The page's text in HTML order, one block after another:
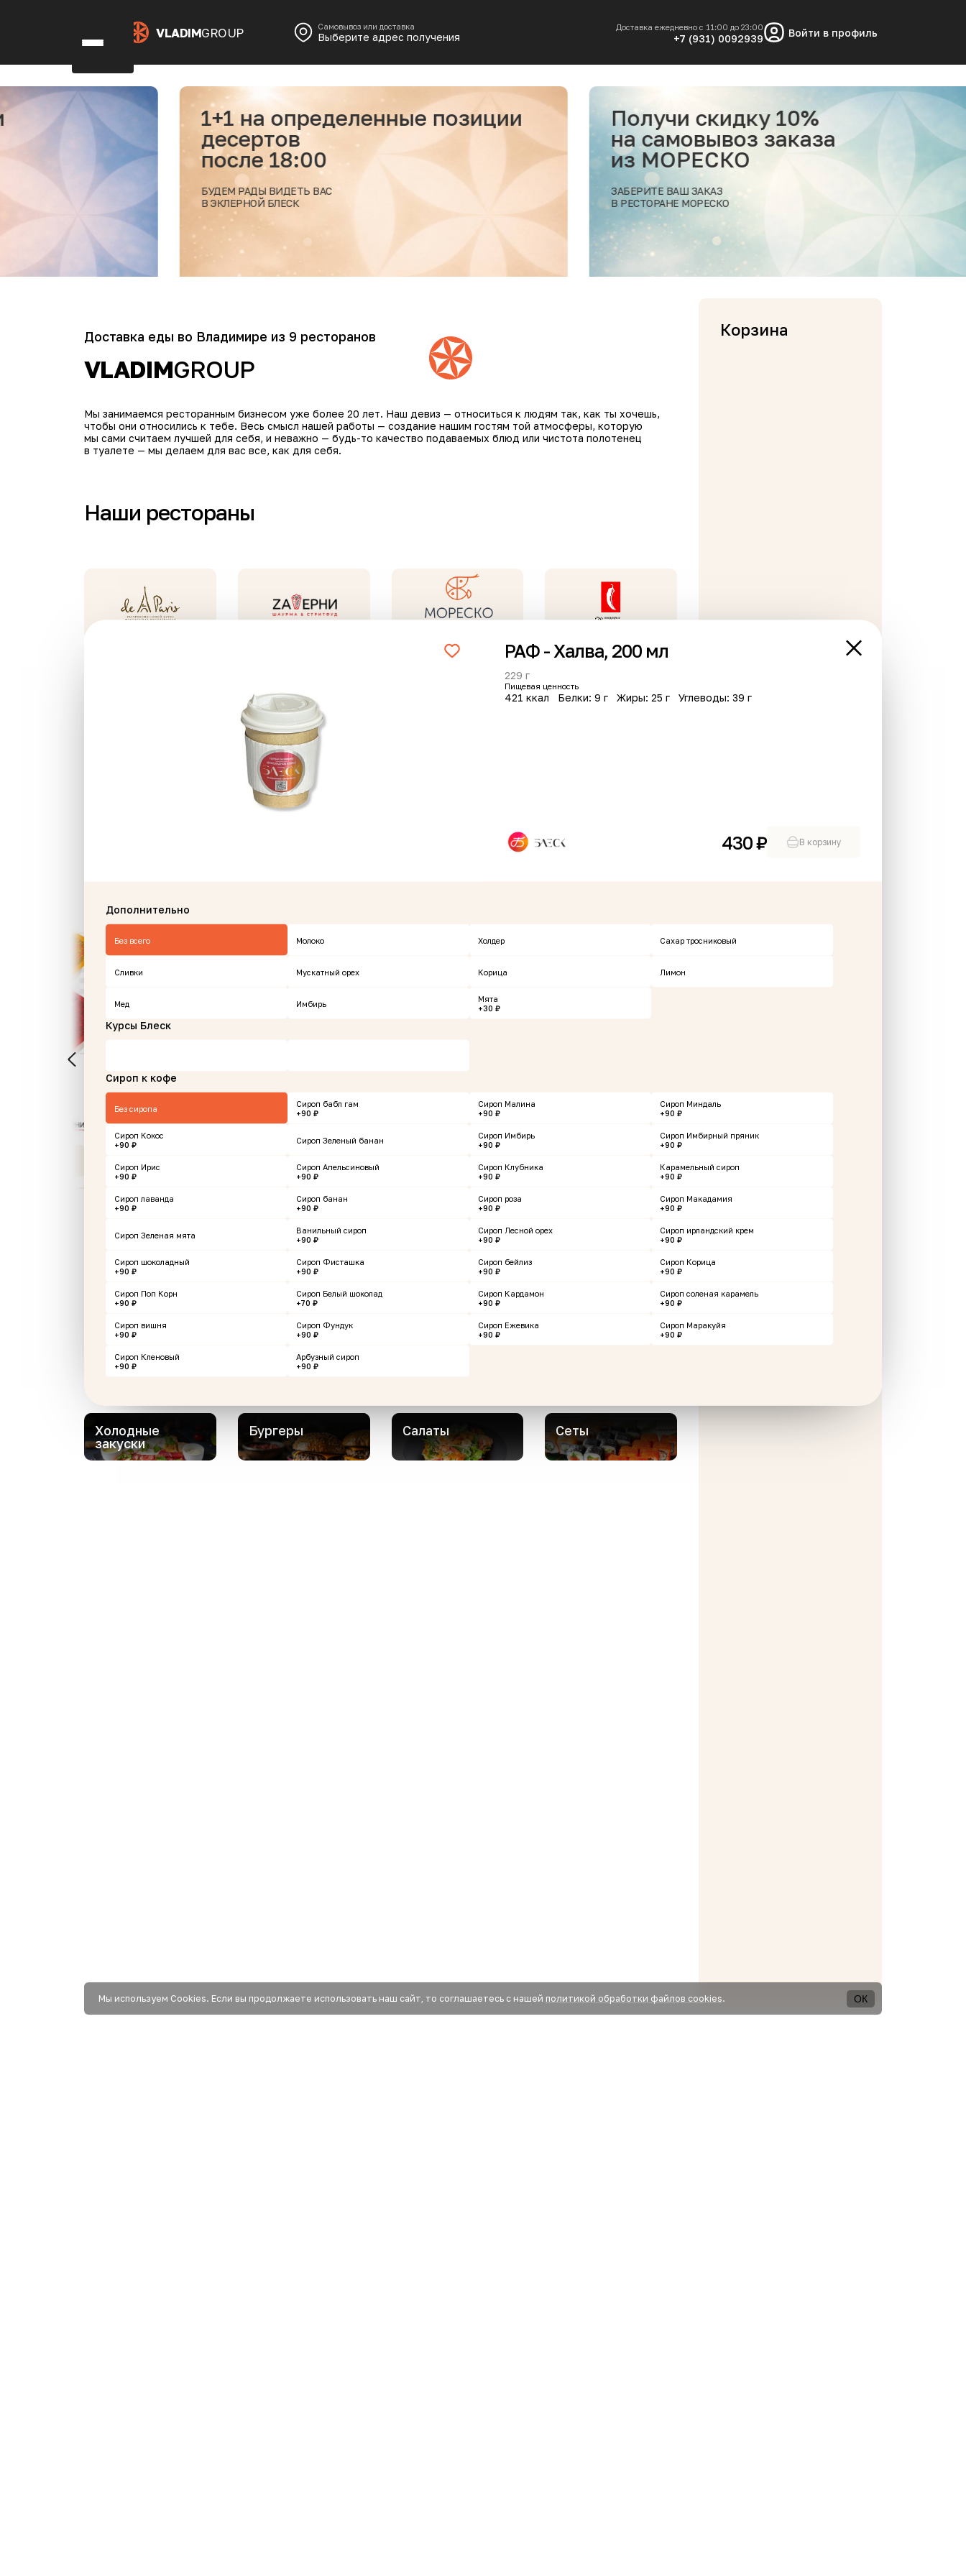
VLADIMGROUP Самовывоз или доставка
Выберите адрес получения
Доставка ежедневно с 11:00 до 23:00
+7 (931) 0092939 Войти в профиль
1+1 на определенные позиции
десертов
после 18:00
БУДЕМ РАДЫ ВИДЕТЬ ВАС
В ЭКЛЕРНОЙ БЛЕСК
Получи скидку 10%
на самовывоз заказа
из МОРЕСКО
ЗАБЕРИТЕ ВАШ ЗАКАЗ
В РЕСТОРАНЕ МОРЕСКО
в
ИЗ
Доставка еды во Владимире из 9 ресторанов
VLADIMGROUP
Мы занимаемся ресторанным бизнесом уже более 20 лет. Наш девиз — относиться к людям так, как ты хочешь,
чтобы они относились к тебе. Весь смысл нашей работы — создание нашим гостям той атмосферы, которую
мы сами считаем лучшей для себя, и неважно — будь-то качество подаваемых блюд или чистота полотенец
в туалете — мы делаем для вас все, как для себя.
Наши рестораны
Пончики с крабом и
креветками
0 г
549 ₽ 789 ₽ 629 ₽ 549 ₽
Еда и напитки ресторанов
Пицца
Холодные
закуски
Бургеры Салаты Сеты
Корзина
РАФ - Халва, 200 мл
229 г
Пищевая ценность
421 ккал Белки: 9 г Жиры: 25 г Углеводы: 39 г
430 ₽ В корзину
Дополнительно
Без всего Молоко Холдер Сахар тросниковый
Сливки Мускатный орех Корица Лимон
Мед Имбирь
Мята
+30 ₽
Курсы Блеск
Сироп к кофе
Без сиропа
Сироп бабл гам
+90 ₽
Сироп Малина
+90 ₽
Сироп Миндаль
+90 ₽
Сироп Кокос
+90 ₽
Сироп Зеленый банан
Сироп Имбирь
+90 ₽
Сироп Имбирный пряник
+90 ₽
Сироп Ирис
+90 ₽
Сироп Апельсиновый
+90 ₽
Сироп Клубника
+90 ₽
Карамельный сироп
+90 ₽
Сироп лаванда
+90 ₽
Сироп банан
+90 ₽
Сироп роза
+90 ₽
Сироп Макадамия
+90 ₽
Сироп Зеленая мята
Ванильный сироп
+90 ₽
Сироп Лесной орех
+90 ₽
Сироп ирландский крем
+90 ₽
Сироп шоколадный
+90 ₽
Сироп Фисташка
+90 ₽
Сироп бейлиз
+90 ₽
Сироп Корица
+90 ₽
Сироп Поп Корн
+90 ₽
Сироп Белый шоколад
+70 ₽
Сироп Кардамон
+90 ₽
Сироп соленая карамель
+90 ₽
Сироп вишня
+90 ₽
Сироп Фундук
+90 ₽
Сироп Ежевика
+90 ₽
Сироп Маракуйя
+90 ₽
Сироп Кленовый
+90 ₽
Арбузный сироп
+90 ₽
Мы используем Сookies. Если вы продолжаете использовать наш сайт, то соглашаетесь с нашей политикой обработки файлов cookies. ОК